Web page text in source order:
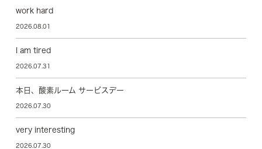
work hard
2026.08.01
I am tired
2026.07.31
本日、酸素ルーム サービスデー
2026.07.30
very interesting
2026.07.30